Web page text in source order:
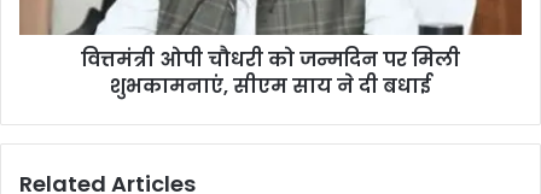
वित्तमंत्री ओपी चौधरी को जन्मदिन पर मिली
शुभकामनाएं, सीएम साय ने दी बधाई
Related Articles